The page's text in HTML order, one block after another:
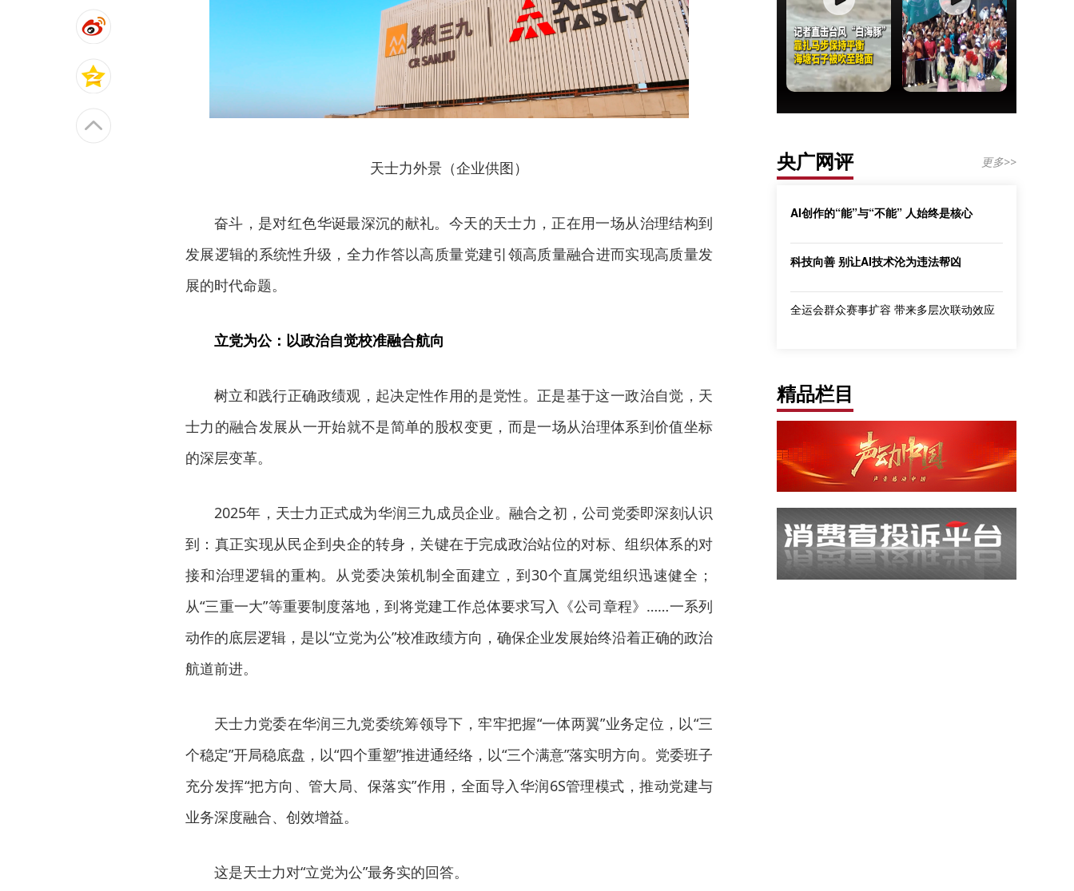
天士力外景（企业供图）
奋斗，是对红色华诞最深沉的献礼。今天的天士力，正在用一场从治理结构到
发展逻辑的系统性升级，全力作答以高质量党建引领高质量融合进而实现高质量发
展的时代命题。
立党为公：以政治自觉校准融合航向
树立和践行正确政绩观，起决定性作用的是党性。正是基于这一政治自觉，天
士力的融合发展从一开始就不是简单的股权变更，而是一场从治理体系到价值坐标
的深层变革。
2025年，天士力正式成为华润三九成员企业。融合之初，公司党委即深刻认识
到：真正实现从民企到央企的转身，关键在于完成政治站位的对标、组织体系的对
接和治理逻辑的重构。从党委决策机制全面建立，到30个直属党组织迅速健全；
从“三重一大”等重要制度落地，到将党建工作总体要求写入《公司章程》……一系列
动作的底层逻辑，是以“立党为公”校准政绩方向，确保企业发展始终沿着正确的政治
航道前进。
天士力党委在华润三九党委统筹领导下，牢牢把握“一体两翼”业务定位，以“三
个稳定”开局稳底盘，以“四个重塑”推进通经络，以“三个满意”落实明方向。党委班子
充分发挥“把方向、管大局、保落实”作用，全面导入华润6S管理模式，推动党建与
业务深度融合、创效增益。
这是天士力对“立党为公”最务实的回答。
央广网评 更多>>
AI创作的“能”与“不能” 人始终是核心
科技向善 别让AI技术沦为违法帮凶
全运会群众赛事扩容 带来多层次联动效应
精品栏目